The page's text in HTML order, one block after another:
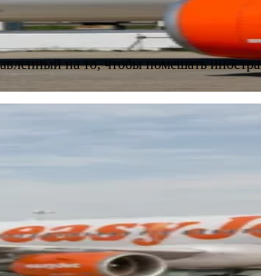
на то, чтобы помешать